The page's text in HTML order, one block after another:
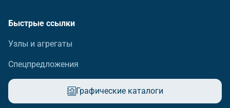
Быстрые ссылки
Узлы и агрегаты
Спецпредложения
Графические каталоги